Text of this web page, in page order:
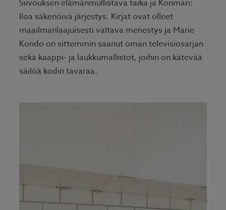
Siivouksen elämänmullistava taika ja Konmari:
Iloa säkenöivä järjestys. Kirjat ovat olleet
maailmanlaajuisesti valtava menestys ja Marie
Kondo on sittemmin saanut oman televisiosarjan
sekä kaappi- ja laukkumallistot, joihin on kätevää
säilöä kodin tavaraa.